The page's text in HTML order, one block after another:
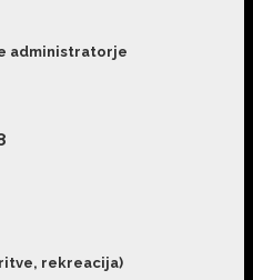
administratorje
rekreacija)